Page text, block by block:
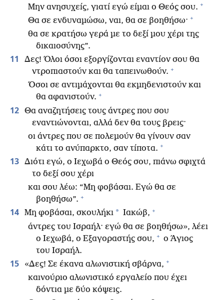
Μην ανησυχείς, γιατί εγώ είμαι ο Θεός σου. +
Θα σε ενδυναμώσω, ναι, θα σε βοηθήσω· +
θα σε κρατήσω γερά με το δεξί μου χέρι της
δικαιοσύνης”.
11
Δες! Όλοι όσοι εξοργίζονται εναντίον σου θα
ντροπιαστούν και θα ταπεινωθούν. +
Όσοι σε αντιμάχονται θα εκμηδενιστούν και
θα αφανιστούν. +
12 Θα αναζητήσεις τους άντρες που σου
εναντιώνονται, αλλά δεν θα τους βρεις·
οι άντρες που σε πολεμούν θα γίνουν σαν
κάτι το ανύπαρκτο, σαν τίποτα. +
13 Διότι εγώ, ο Ιεχωβά ο Θεός σου, πιάνω σφιχτά
το δεξί σου χέρι
και σου λέω: “Μη φοβάσαι. Εγώ θα σε
βοηθήσω”. +
14 Μη φοβάσαι, σκουλήκι * Ιακώβ, +
άντρες του Ισραήλ· εγώ θα σε βοηθήσω», λέει
ο Ιεχωβά, ο Εξαγοραστής σου, + ο Άγιος
του Ισραήλ.
15 «Δες! Σε έκανα αλωνιστική σβάρνα, +
καινούριο αλωνιστικό εργαλείο που έχει
δόντια με δύο κόψεις.